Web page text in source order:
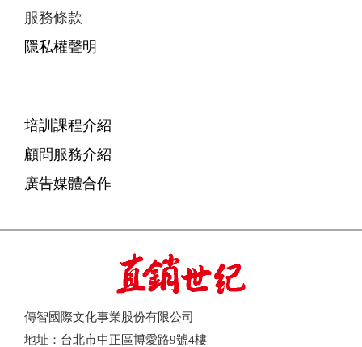
服務條款
隱私權聲明
培訓課程介紹
顧問服務介紹
廣告媒體合作
傳智國際文化事業股份有限公司
地址：台北市中正區博愛路9號4樓